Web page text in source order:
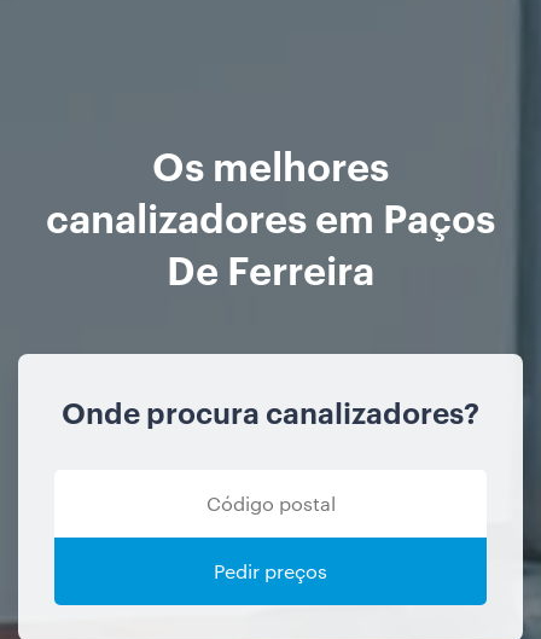
Os melhores
canalizadores em Paços
De Ferreira
Onde procura canalizadores?
Pedir preços